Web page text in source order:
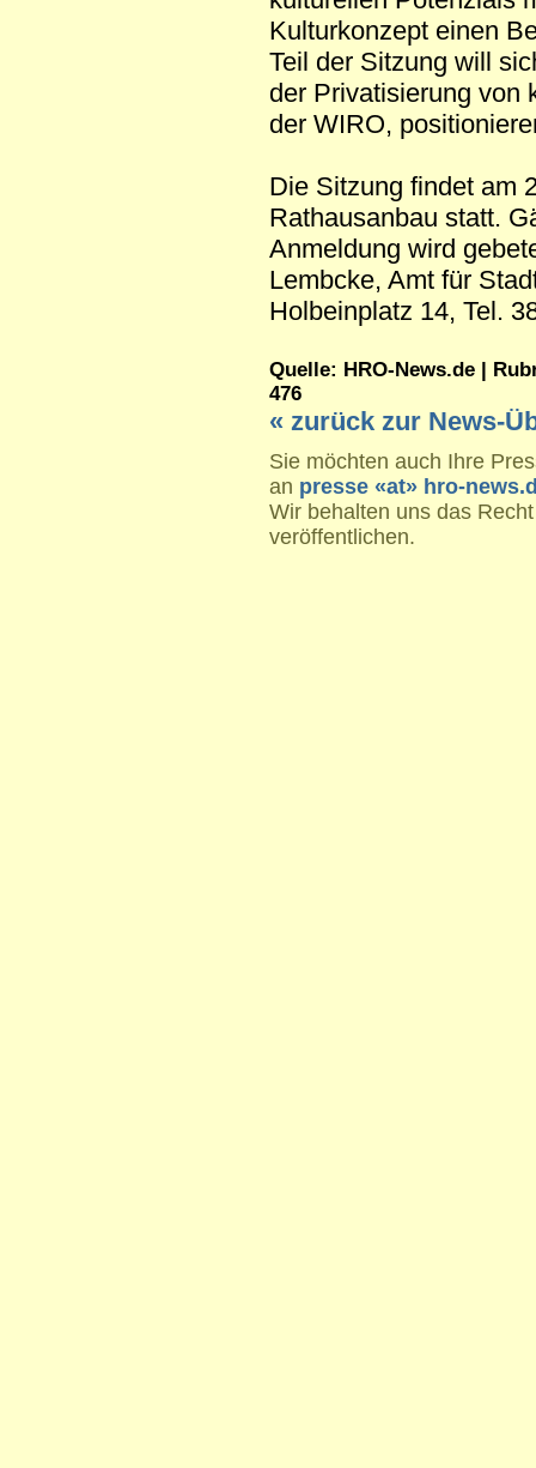
Kulturkonzept einen
Teil der Sitzung will
der Privatisierung von
der WIRO,
Die Sitzung findet am
Rathausanbau statt.
Anmeldung wird
Lembcke, Amt für
Holbeinplatz 14, Tel.
Quelle: HRO-News.de |
476
« zurück zur News-
Sie möchten auch Ihre
an presse «at» hro-
Wir behalten uns das
veröffentlichen.